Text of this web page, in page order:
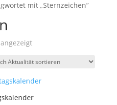
mit „Sternzeichen“